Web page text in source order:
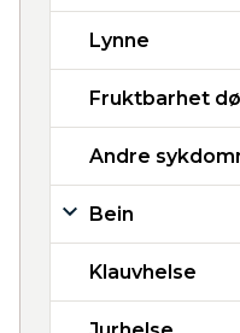
Lynne
Fruktbarhet
Andre
Bein
Klauvhelse